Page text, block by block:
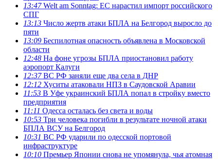
13:47Welt am Sonntag: ЕС нарастил импорт российского
СПГ
13:13 Число жертв атаки БПЛА на Белгород выросло до
пяти
13:09 Беспилотная опасность объявлена в Московской
области
12:48 На фоне угрозы БПЛА приостановил работу
аэропорт Калуги
12:37ВС РФ заняли еще два села в ДНР
12:12 Хуситы атаковали НПЗ в Саудовской Аравии
11:53 В Уфе украинский БПЛА попал в стройку вместо
предприятия
11:11 Одесса осталась без света и воды
10:53 Три человека погибли в результате ночной атаки
БПЛА ВСУ на Белгород
10:31 ВС РФ ударили по одесской портовой
инфраструктуре
10:10 Премьер Японии снова не упомянула, чья атомная